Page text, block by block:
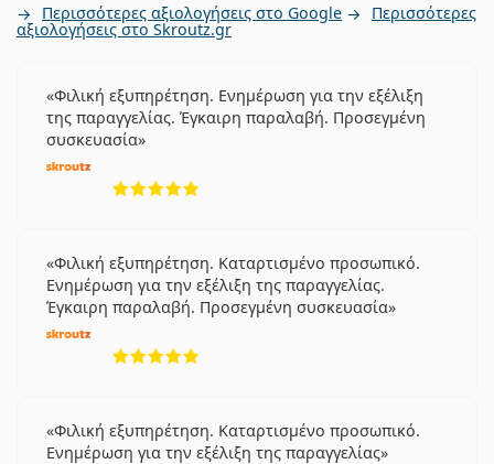
Περισσότερες αξιολογήσεις στο Google Περισσότερες
αξιολογήσεις στο Skroutz.gr
Φιλική εξυπηρέτηση. Ενημέρωση για την εξέλιξη
της παραγγελίας. Έγκαιρη παραλαβή. Προσεγμένη
συσκευασία
Φιλική εξυπηρέτηση. Καταρτισμένο προσωπικό.
Ενημέρωση για την εξέλιξη της παραγγελίας.
Έγκαιρη παραλαβή. Προσεγμένη συσκευασία
Φιλική εξυπηρέτηση. Καταρτισμένο προσωπικό.
Ενημέρωση για την εξέλιξη της παραγγελίας